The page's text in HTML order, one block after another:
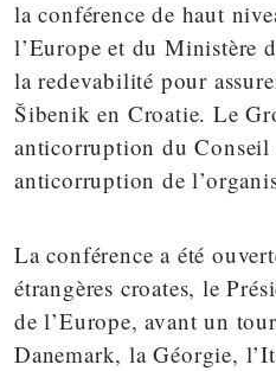
la conférence de haut
l’Europe et du Ministère
la redevabilité pour
Šibenik en Croatie. Le
anticorruption du Conseil
anticorruption de
La conférence a été
étrangères croates, le
de l’Europe, avant un
Danemark, la Géorgie,